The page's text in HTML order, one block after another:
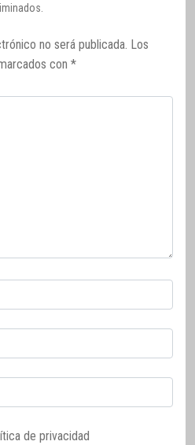
no será publicada. Los
con *
de privacidad